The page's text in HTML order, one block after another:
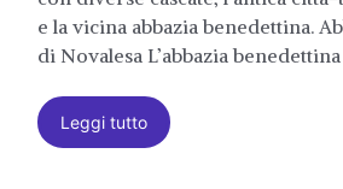
e la vicina abbazia benedettina.
di Novalesa L’abbazia
Leggi tutto